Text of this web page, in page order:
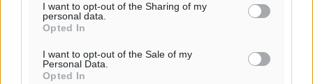
I want to opt-out of the Sharing of my
personal data.
Opted In
I want to opt-out of the Sale of my
Personal Data.
Opted In